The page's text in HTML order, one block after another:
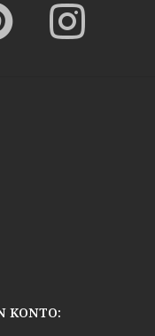
KONTO: